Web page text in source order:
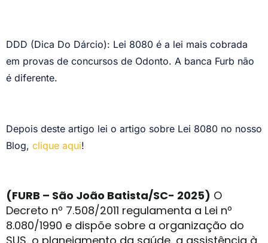
DDD (Dica Do Dárcio): Lei 8080 é a lei mais cobrada
em provas de concursos de Odonto. A banca Furb não
é diferente.
Depois deste artigo lei o artigo sobre Lei 8080 no nosso
Blog, clique aqui!
(FURB – São João Batista/SC- 2025) O
Decreto nº 7.508/2011 regulamenta a Lei nº
8.080/1990 e dispõe sobre a organização do